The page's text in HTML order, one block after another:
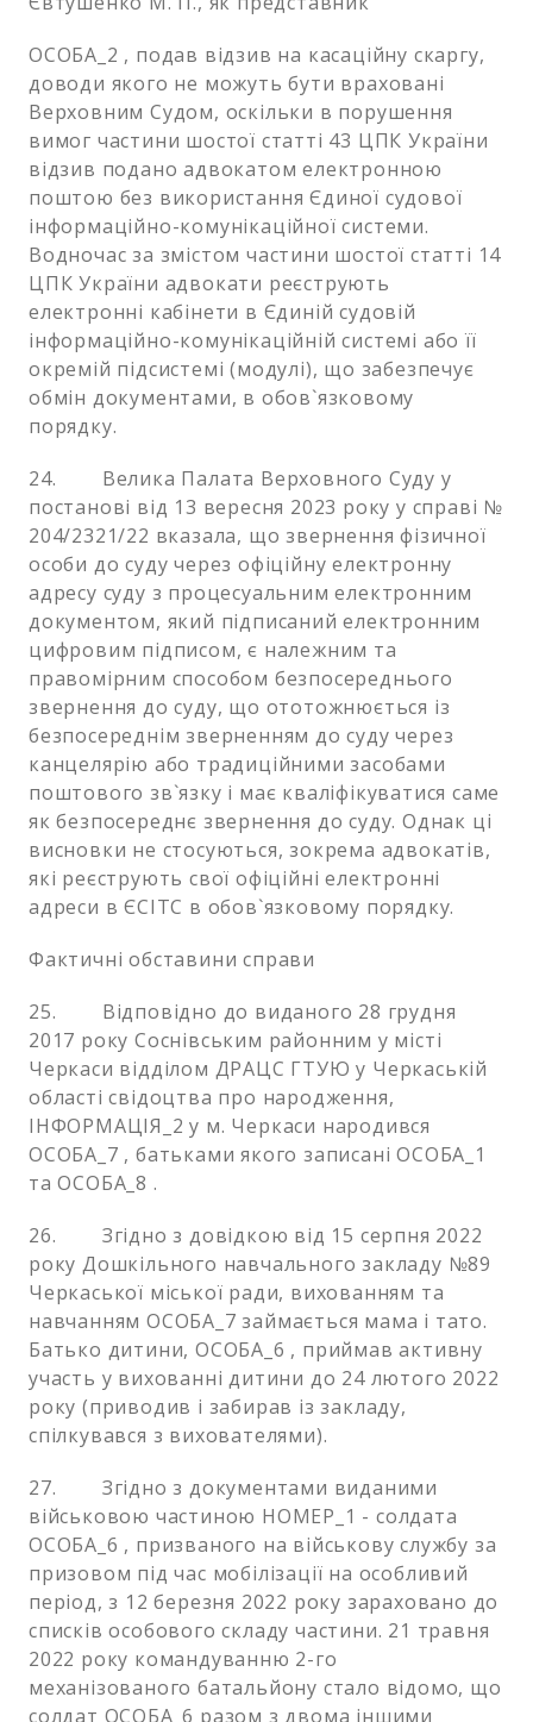
ОСОБА_2 , подав відзив на касаційну скаргу,
доводи якого не можуть бути враховані
Верховним Судом, оскільки в порушення
вимог частини шостої статті 43 ЦПК України
відзив подано адвокатом електронною
поштою без використання Єдиної судової
інформаційно-комунікаційної системи.
Водночас за змістом частини шостої статті 14
ЦПК України адвокати реєструють
електронні кабінети в Єдиній судовій
інформаційно-комунікаційній системі або її
окремій підсистемі (модулі), що забезпечує
обмін документами, в обов`язковому
порядку.
24. Велика Палата Верховного Суду у
постанові від 13 вересня 2023 року у справі №
204/2321/22 вказала, що звернення фізичної
особи до суду через офіційну електронну
адресу суду з процесуальним електронним
документом, який підписаний електронним
цифровим підписом, є належним та
правомірним способом безпосереднього
звернення до суду, що ототожнюється із
безпосереднім зверненням до суду через
канцелярію або традиційними засобами
поштового зв`язку і має кваліфікуватися саме
як безпосереднє звернення до суду. Однак ці
висновки не стосуються, зокрема адвокатів,
які реєструють свої офіційні електронні
адреси в ЄСІТС в обов`язковому порядку.
Фактичні обставини справи
25. Відповідно до виданого 28 грудня
2017 року Соснівським районним у місті
Черкаси відділом ДРАЦС ГТУЮ у Черкаській
області свідоцтва про народження,
ІНФОРМАЦІЯ_2 у м. Черкаси народився
ОСОБА_7 , батьками якого записані ОСОБА_1
та ОСОБА_8 .
26. Згідно з довідкою від 15 серпня 2022
року Дошкільного навчального закладу №89
Черкаської міської ради, вихованням та
навчанням ОСОБА_7 займається мама і тато.
Батько дитини, ОСОБА_6 , приймав активну
участь у вихованні дитини до 24 лютого 2022
року (приводив і забирав із закладу,
спілкувався з вихователями).
27. Згідно з документами виданими
військовою частиною НОМЕР_1 - солдата
ОСОБА_6 , призваного на військову службу за
призовом під час мобілізації на особливий
період, з 12 березня 2022 року зараховано до
списків особового складу частини. 21 травня
2022 року командуванню 2-го
механізованого батальйону стало відомо, що
солдат ОСОБА_6 разом з двома іншими